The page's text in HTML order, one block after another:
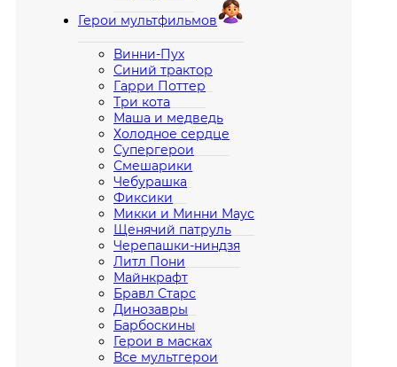
Герои мультфильмов
Винни-Пух
Синий трактор
Гарри Поттер
Три кота
Маша и медведь
Холодное сердце
Супергерои
Смешарики
Чебурашка
Фиксики
Микки и Минни Маус
Щенячий патруль
Черепашки-ниндзя
Литл Пони
Майнкрафт
Бравл Старс
Динозавры
Барбоскины
Герои в масках
Все мультгерои